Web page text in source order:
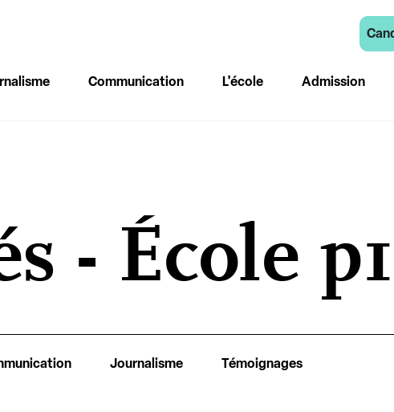
- École p1
Journalisme Témoignages
Communication L'école Admission